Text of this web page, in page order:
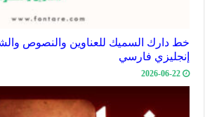
خط دارك السميك للعناوين والنصوص
إنجليزي فارسي
2026-06-22